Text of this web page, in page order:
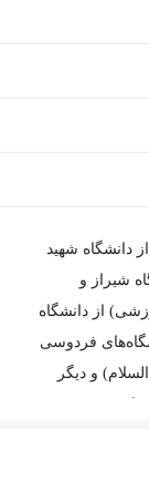
دانشگاه شهید
شیراز و
از دانشگاه
فردوسی
و دیگر